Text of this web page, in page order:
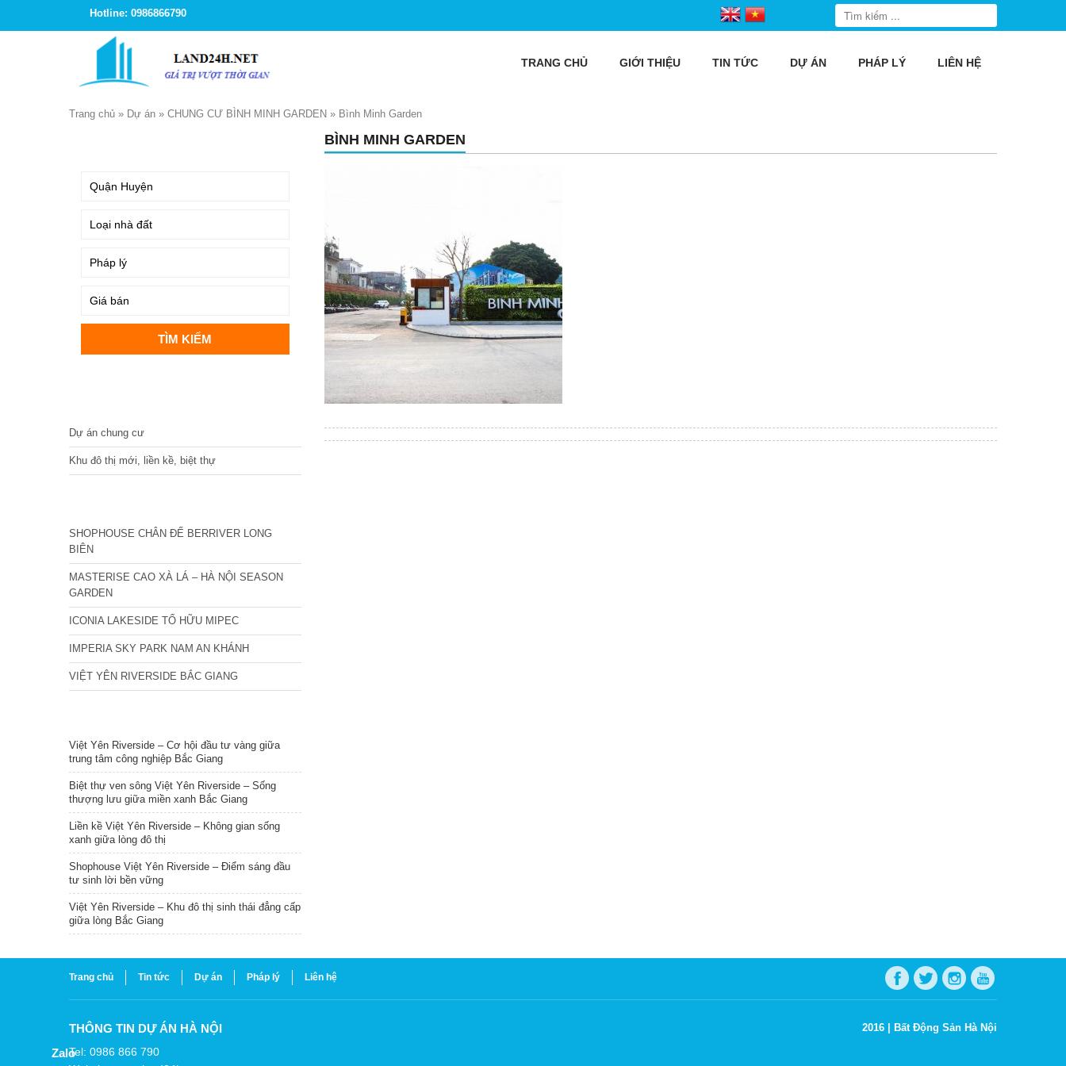
Hotline: 0986866790
TRANG CHỦ GIỚI THIỆU TIN TỨC DỰ ÁN PHÁP LÝ LIÊN HỆ
Trang chủ » Dự án » CHUNG CƯ BÌNH MINH GARDEN » Bình Minh Garden
BÌNH MINH GARDEN
Dự án chung cư
Khu đô thị mới, liền kề, biệt thự
SHOPHOUSE CHÂN ĐẾ BERRIVER LONG
BIÊN
MASTERISE CAO XÀ LÁ – HÀ NỘI SEASON
GARDEN
ICONIA LAKESIDE TỐ HỮU MIPEC
IMPERIA SKY PARK NAM AN KHÁNH
VIỆT YÊN RIVERSIDE BẮC GIANG
Việt Yên Riverside – Cơ hội đầu tư vàng giữa
trung tâm công nghiệp Bắc Giang
Biệt thự ven sông Việt Yên Riverside – Sống
thượng lưu giữa miền xanh Bắc Giang
Liền kề Việt Yên Riverside – Không gian sống
xanh giữa lòng đô thị
Shophouse Việt Yên Riverside – Điểm sáng đầu
tư sinh lời bền vững
Việt Yên Riverside – Khu đô thị sinh thái đẳng cấp
giữa lòng Bắc Giang
Trang chủ Tin tức Dự án Pháp lý Liên hệ
THÔNG TIN DỰ ÁN HÀ NỘI
Tel: 0986 866 790
2016 | Bất Động Sản Hà Nội
Zalo